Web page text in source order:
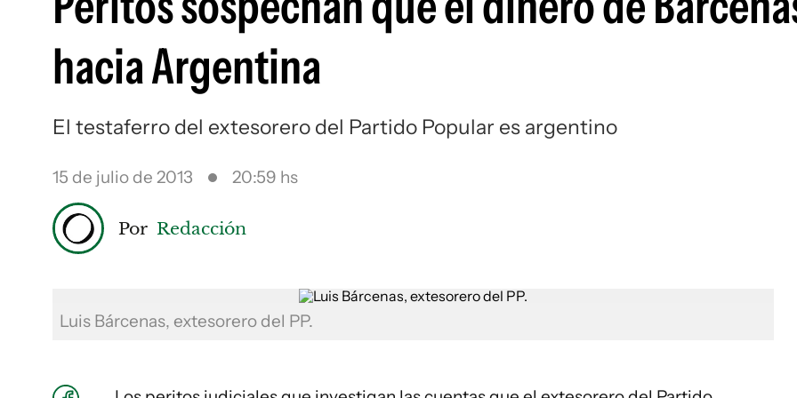
hacia Argentina
El testaferro del extesorero del Partido Popular es argentino
15 de julio de 2013 20:59 hs
Por Redacción
Luis Bárcenas, extesorero del PP.